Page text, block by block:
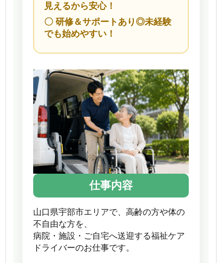
見えるから安心！
〇 研修＆サポートあり◎未経験
でも始めやすい！
仕事内容
山口県宇部市エリアで、高齢の方や体の
不自由な方を、
病院・施設・ご自宅へ送迎する福祉ケア
ドライバーのお仕事です。